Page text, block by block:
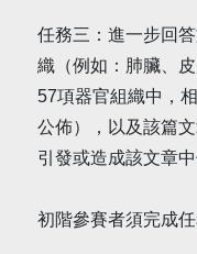
任務三：進一步回
織（例如：肺臟、
57項器官組織中，
公佈），以及該篇
引發或造成該文章中
初階參賽者須完成